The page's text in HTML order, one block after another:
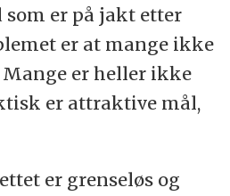
som er på jakt etter
er at mange ikke
Mange er heller ikke
er attraktive mål,
er grenseløs og